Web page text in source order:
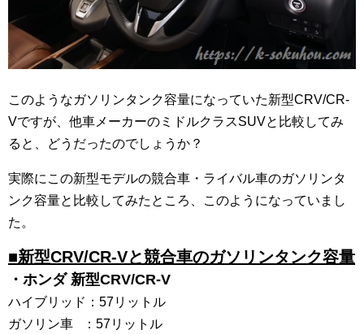
このようなガソリンタンク容量になっていた新型CRV/CR-
Vですが、他車メーカーのミドルクラスSUVと比較してみ
ると、どうだったのでしょうか？
実際にこの新型モデルの競合車・ライバル車のガソリンタ
ンク容量と比較してみたところ、このようになっていまし
た。
■新型CRV/CR-Vと競合車のガソリンタンク容量
・ホンダ 新型CRV/CR-V
ハイブリッド：57リットル
ガソリン車 ：57リットル